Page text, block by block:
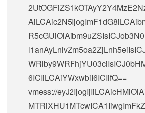
6ICIiLCAiYWxwbiI6ICIifQ==
vmess://